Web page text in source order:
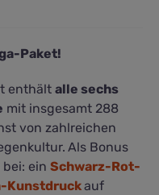
werden
Paket!
enthältalle sechs
mit insgesamt 288
von zahlreichen
Als Bonus
bei: einSchwarz-Rot-
Kunstdruckauf